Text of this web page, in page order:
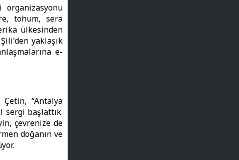
tohum, sera
ülkesinden
yaklaşık
e-
“Antalya
sergi başlattık.
çevrenize de
doğanın ve